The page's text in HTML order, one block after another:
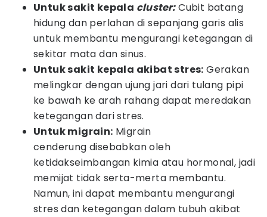
Untuk sakit kepala cluster:Cubit batang
hidung dan perlahan di sepanjang garis alis
untuk membantu mengurangi ketegangan di
sekitar mata dan sinus.
Untuksakit kepala akibat stres: Gerakan
melingkar dengan ujung jari dari tulang pipi
ke bawah ke arah rahang dapat meredakan
ketegangan dari stres.
Untuk migrain: Migrain
cenderung disebabkan oleh
ketidakseimbangan kimia atau hormonal, jadi
memijat tidak serta-merta membantu.
Namun, ini dapat membantu mengurangi
stres dan ketegangan dalam tubuh akibat